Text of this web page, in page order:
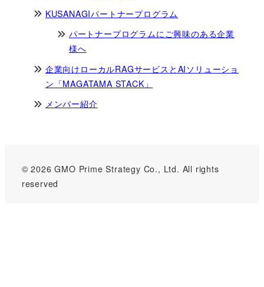
KUSANAGIパートナープログラム
パートナープログラムにご興味のある企業
様へ
企業向けローカルRAGサービスとAIソリューショ
ン「MAGATAMA STACK」
メンバー紹介
© 2026 GMO Prime Strategy Co., Ltd. All rights
reserved